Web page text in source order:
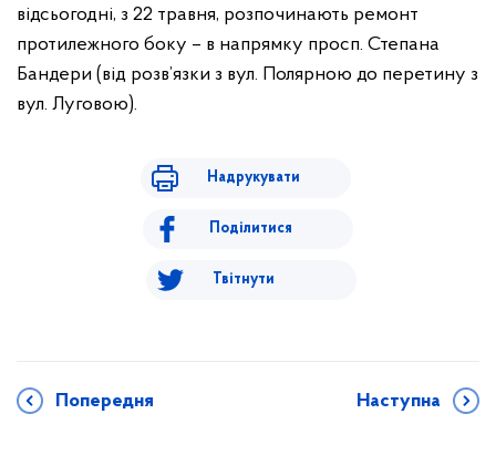
відсьогодні, з 22 травня, розпочинають ремонт
протилежного боку – в напрямку просп. Степана
Бандери (від розв’язки з вул. Полярною до перетину з
вул. Луговою).
Надрукувати
Поділитися
Твітнути
Попередня Наступна